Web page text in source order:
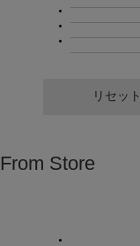
リセット
From Store